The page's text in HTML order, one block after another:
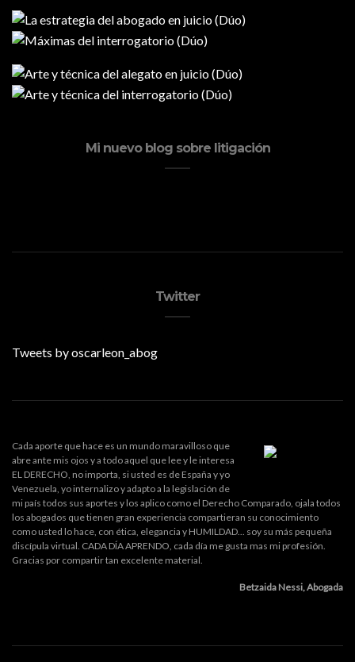
Mi nuevo blog sobre litigación
Twitter
Tweets by oscarleon_abog
Cada aporte que hace es un mundo maravilloso que
abre ante mis ojos y a todo aquel que lee y le interesa
EL DERECHO, no importa, si usted es de España y yo
Venezuela, yo internalizo y adapto a la legislación de
mi país todos sus aportes y los aplico como el Derecho Comparado, ojala todos
los abogados que tienen gran experiencia compartieran su conocimiento
como usted lo hace, con ética, elegancia y HUMILDAD... soy su más pequeña
discípula virtual. CADA DÍA APRENDO, cada día me gusta mas mi profesión.
Gracias por compartir tan excelente material.
Betzaida Nessi, Abogada